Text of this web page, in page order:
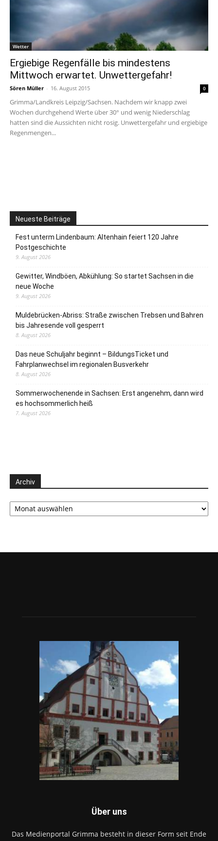
Wetter
Ergiebige Regenfälle bis mindestens
Mittwoch erwartet. Unwettergefahr!
Sören Müller - 16. August 2015 0
Grimma/Landkreis Leipzig/Sachsen. Nachdem wir knapp zwei
Wochen durchgehend Werte über 30° und wenig Niederschlag
hatten sind die Aussichten nicht rosig. Unwettergefahr und ergiebige
Regenmengen...
Neueste Beiträge
Fest unterm Lindenbaum: Altenhain feiert 120 Jahre
Postgeschichte
9. August 2026
Gewitter, Windböen, Abkühlung: So startet Sachsen in die
neue Woche
9. August 2026
Muldebrücken-Abriss: Straße zwischen Trebsen und Bahren
bis Jahresende voll gesperrt
8. August 2026
Das neue Schuljahr beginnt – BildungsTicket und
Fahrplanwechsel im regionalen Busverkehr
8. August 2026
Sommerwochenende in Sachsen: Erst angenehm, dann wird
es hochsommerlich heiß
7. August 2026
Archiv
Archiv
Über uns
Das Medienportal Grimma besteht in dieser Form seit Ende